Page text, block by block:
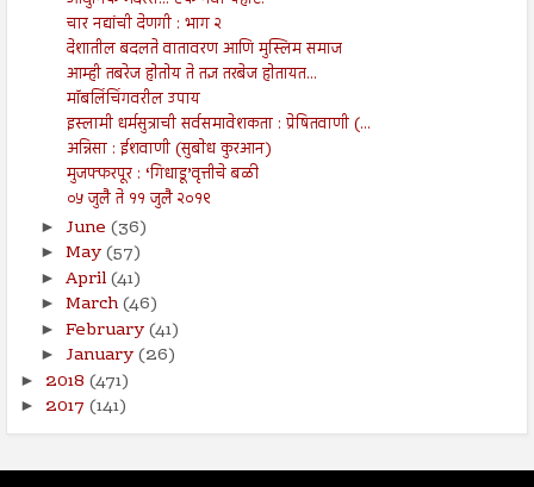
चार नद्यांची देणगी : भाग २
देशातील बदलते वातावरण आणि मुस्लिम समाज
आम्ही तबरेज होतोय ते तज्ञ तरबेज होतायत...
मॉबलिंचिंगवरील उपाय
इस्लामी धर्मसुत्राची सर्वसमावेशकता : प्रेषितवाणी (...
अन्निसा : ईशवाणी (सुबोध कुरआन)
मुजफ्फरपूर : ‘गिधाडू’वृत्तीचे बळी
०५ जुलै ते ११ जुलै २०१९
► June (36)
► May(57)
► April(41)
► March(46)
► February(41)
► January(26)
► 2018 (471)
► 2017 (141)